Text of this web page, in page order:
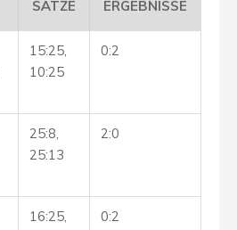
SÄTZE ERGEBNISSE
15:25,
10:25
0:2
25:8,
25:13
2:0
16:25,
0:2